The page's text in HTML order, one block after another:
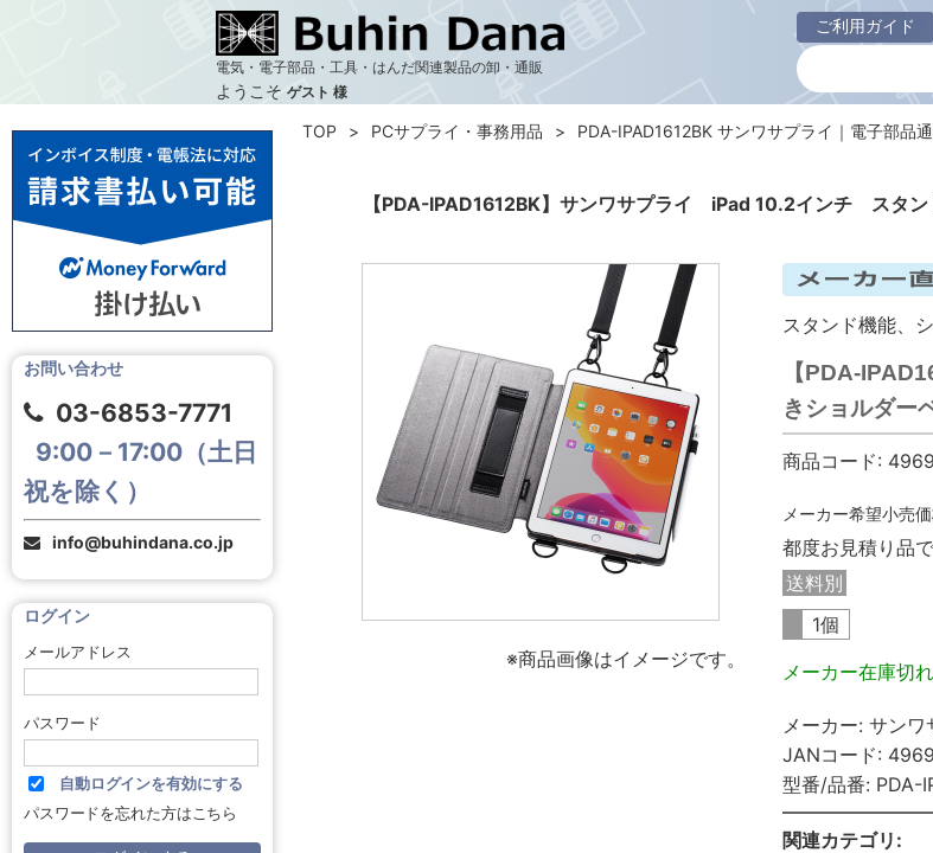
電気・電子部品・工具・はんだ関連製品の卸・通販
ようこそ ゲスト 様
ご利用ガイド
【PDA-IPAD1612BK】サンワサプライ iPad 10.2インチ スタン
お問い合わせ
03-6853-7771
9:00－17:00（土日
祝を除く）
info@buhindana.co.jp
ログイン
メールアドレス
パスワード
自動ログインを有効にする
パスワードを忘れた方はこちら
TOP PCサプライ・事務用品 PDA-IPAD1612BK サンワサプライ｜電子部品
※商品画像はイメージです。
スタンド機能、
【PDA-
きショルダー
商品コード:
メーカー希望小売
都度お見積り品で
送料別
1個
メーカー在庫切
メーカー: サンワ
JANコード:
型番/品番: PDA-
関連カテゴリ: